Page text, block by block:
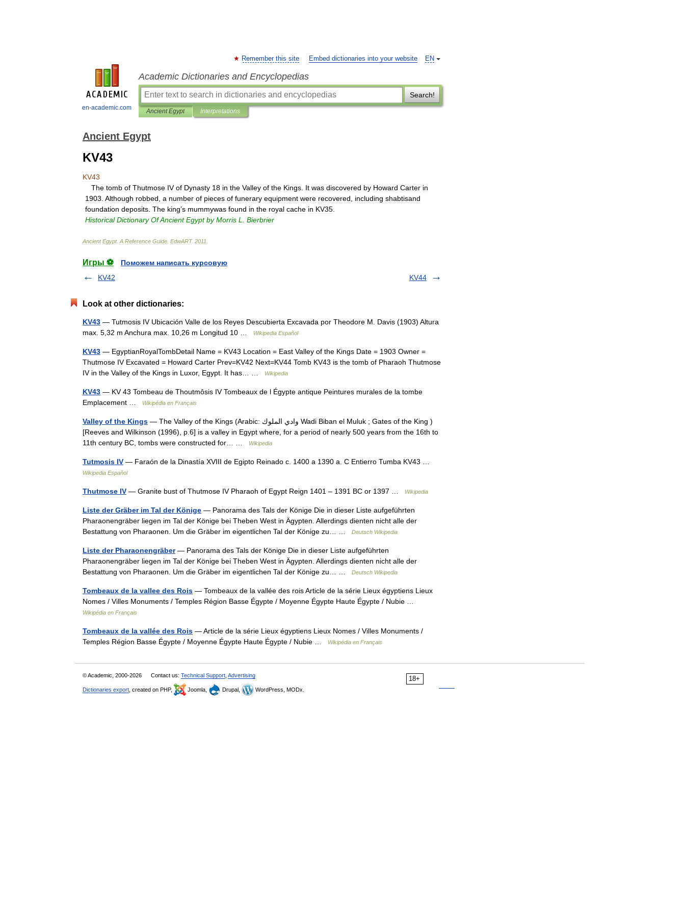
en-academic.com
EN
Remember this site Embed dictionaries into your website
Academic Dictionaries and Encyclopedias
Search!
Ancient Egypt Interpretations
Ancient Egypt
KV43
KV43
The tomb of Thutmose IV of Dynasty 18 in the Valley of the Kings It was discovered by Howard Carter in
1903 Although robbed a number of pieces of funerary equipment were recovered including shabtisand
foundation deposits The king’s mummywas found in the royal cache in KV35
Historical Dictionary OfAncient Egypt by Morris L Bierbrier
Ancient Egypt. A Reference Guide EdwART. 2011
Игры ⚽
Поможем написать курсовую
KV42
KV44
Look at other dictionaries:
KV43 — Tutmosis IV Ubicación Valle de los Reyes Descubierta Excavada por Theodore M. Davis (1903) Altura
max. 5,32 m Anchura max. 10,26 m Longitud 10 …
Wikipedia Español
KV43 — EgyptianRoyalTombDetail Name = KV43 Location = East Valley of the Kings Date = 1903 Owner =
Thutmose IV Excavated = Howard Carter Prev=KV42 Next=KV44 Tomb KV43 is the tomb of Pharaoh Thutmose
IV in the Valley of the Kings in Luxor, Egypt. It has… …
Wikipedia
KV43 — KV 43 Tombeau de Thoutmôsis IV Tombeaux de l Égypte antique Peintures murales de la tombe
Emplacement …
Wikipédia en Français
Valley of the Kings — The Valley of the Kings (Arabic: وادي الملوك Wadi Biban el Muluk ; Gates of the King )
[Reeves and Wilkinson (1996), p.6] is a valley in Egypt where, for a period of nearly 500 years from the 16th to
11th century BC, tombs were constructed for… …
Wikipedia
Tutmosis IV — Faraón de la Dinastía XVIII de Egipto Reinado c. 1400 a 1390 a. C Entierro Tumba KV43 …
Wikipedia Español
Thutmose IV — Granite bust of Thutmose IV Pharaoh of Egypt Reign 1401 – 1391 BC or 1397 … Wikipedia
Liste der Gräber im Tal der Könige — Panorama des Tals der Könige Die in dieser Liste aufgeführten
Pharaonengräber liegen im Tal der Könige bei Theben West in Ägypten. Allerdings dienten nicht alle der
Bestattung von Pharaonen. Um die Gräber im eigentlichen Tal der Könige zu… …
Deutsch Wikipedia
Liste der Pharaonengräber— Panorama des Tals der Könige Die in dieser Liste aufgeführten
Pharaonengräber liegen im Tal der Könige bei Theben West in Ägypten. Allerdings dienten nicht alle der
Bestattung von Pharaonen. Um die Gräber im eigentlichen Tal der Könige zu… …
Deutsch Wikipedia
Tombeaux de la vallee des Rois — Tombeaux de la vallée des rois Article de la série Lieux égyptiens Lieux
Nomes / Villes Monuments / Temples Région Basse Égypte / Moyenne Égypte Haute Égypte / Nubie …
Wikipédia en Français
Tombeaux de la vallée des Rois — Article de la série Lieux égyptiens Lieux Nomes / Villes Monuments /
Temples Région Basse Égypte / Moyenne Égypte Haute Égypte / Nubie …
Wikipédia en Français
18+
© Academic, 2000-2026 Contact us: Technical Support Advertising
Dictionaries export , created on PHP, Joomla, Drupal, WordPress, MODx.